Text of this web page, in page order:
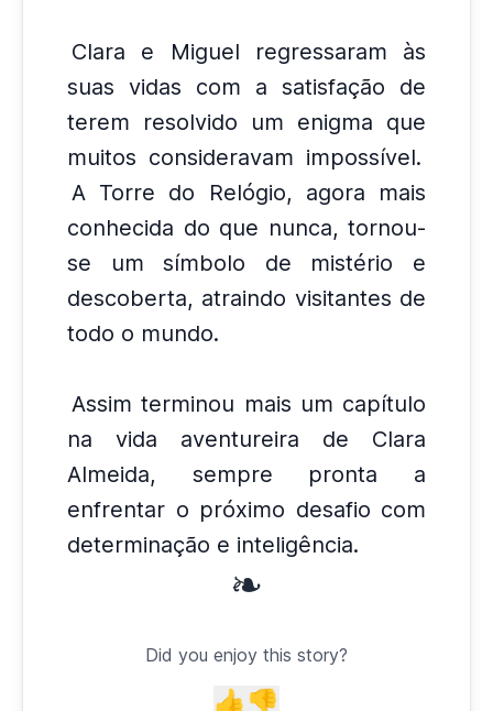
Clara e Miguel regressaram às
suas vidas com a satisfação de
terem resolvido um enigma que
muitos consideravam impossível.
A Torre do Relógio, agora mais
conhecida do que nunca, tornou-
se um símbolo de mistério e
descoberta, atraindo visitantes de
todo o mundo.
Assim terminou mais um capítulo
na vida aventureira de Clara
Almeida, sempre pronta a
enfrentar o próximo desafio com
determinação e inteligência.
❧
Did you enjoy this story?
👍👎